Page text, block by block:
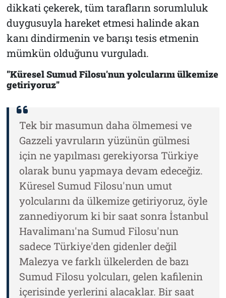
dikkati çekerek, tüm tarafların sorumluluk
duygusuyla hareket etmesi halinde akan
kanı dindirmenin ve barışı tesis etmenin
mümkün olduğunu vurguladı.
"Küresel Sumud Filosu'nun yolcularını ülkemize
getiriyoruz"
Tek bir masumun daha ölmemesi ve
Gazzeli yavruların yüzünün gülmesi
için ne yapılması gerekiyorsa Türkiye
olarak bunu yapmaya devam edeceğiz.
Küresel Sumud Filosu'nun umut
yolcularını da ülkemize getiriyoruz, öyle
zannediyorum ki bir saat sonra İstanbul
Havalimanı'na Sumud Filosu'nun
sadece Türkiye'den gidenler değil
Malezya ve farklı ülkelerden de bazı
Sumud Filosu yolcuları, gelen kafilenin
içerisinde yerlerini alacaklar. Bir saat